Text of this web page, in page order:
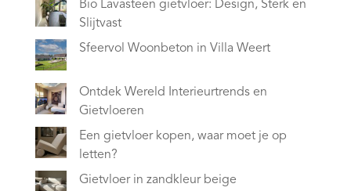
Bio Lavasteen gietvloer: Design, Sterk en
Slijtvast
Sfeervol Woonbeton in Villa Weert
Ontdek Wereld Interieurtrends en
Gietvloeren
Een gietvloer kopen, waar moet je op
letten?
Gietvloer in zandkleur beige